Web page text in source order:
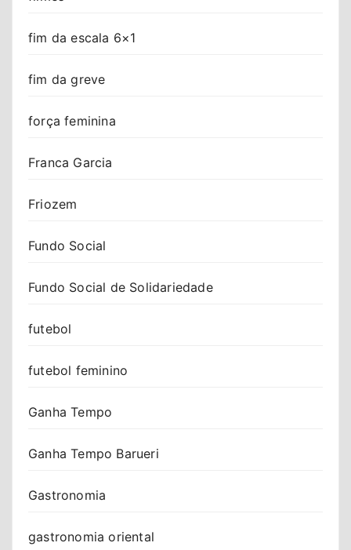
fim da escala 6×1
fim da greve
força feminina
Franca Garcia
Friozem
Fundo Social
Fundo Social de Solidariedade
futebol
futebol feminino
Ganha Tempo
Ganha Tempo Barueri
Gastronomia
gastronomia oriental